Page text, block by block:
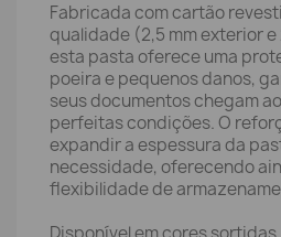
Fabricada com cartão
qualidade (2,5 mm exterior
esta pasta oferece uma
poeira e pequenos danos,
seus documentos chegam
perfeitas condições. O
expandir a espessura da
necessidade, oferecendo
flexibilidade de